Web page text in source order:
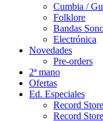
Cumbia /
Folklore
Bandas
Electrónica
Novedades
Pre-orders
2ª mano
Ofertas
Ed. Especiales
Record
Record